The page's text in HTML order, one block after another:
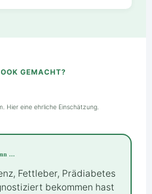
GEMACHT?
Hier eine ehrliche Einschätzung.
…
Fettleber, Prädiabetes
bekommen hast